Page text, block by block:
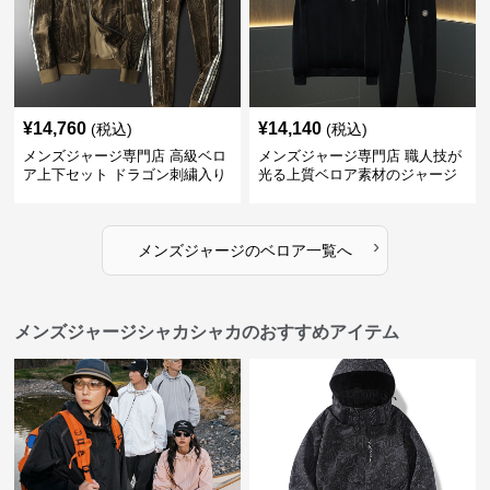
¥14,760 (税込)
メンズジャージ専門店 高級ベロ
ア上下セット ドラゴン刺繍入り
¥14,140 (税込)
メンズジャージ専門店 職人技が
光る上質ベロア素材のジャージ
メンズジャージのベロア一覧へ ›
メンズジャージシャカシャカのおすすめアイテム